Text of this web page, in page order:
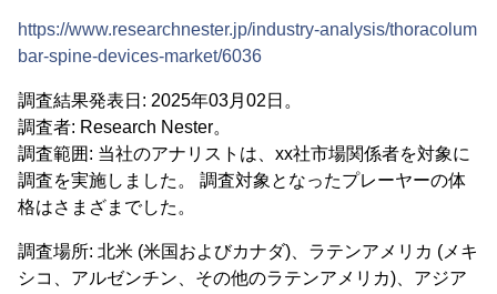
https://www.researchnester.jp/industry-analysis/thoracolum
bar-spine-devices-market/6036
調査結果発表日: 2025年03月02日。
調査者: Research Nester。
調査範囲: 当社のアナリストは、xx社市場関係者を対象に
調査を実施しました。 調査対象となったプレーヤーの体
格はさまざまでした。
調査場所: 北米 (米国およびカナダ)、ラテンアメリカ (メキ
シコ、アルゼンチン、その他のラテンアメリカ)、アジア